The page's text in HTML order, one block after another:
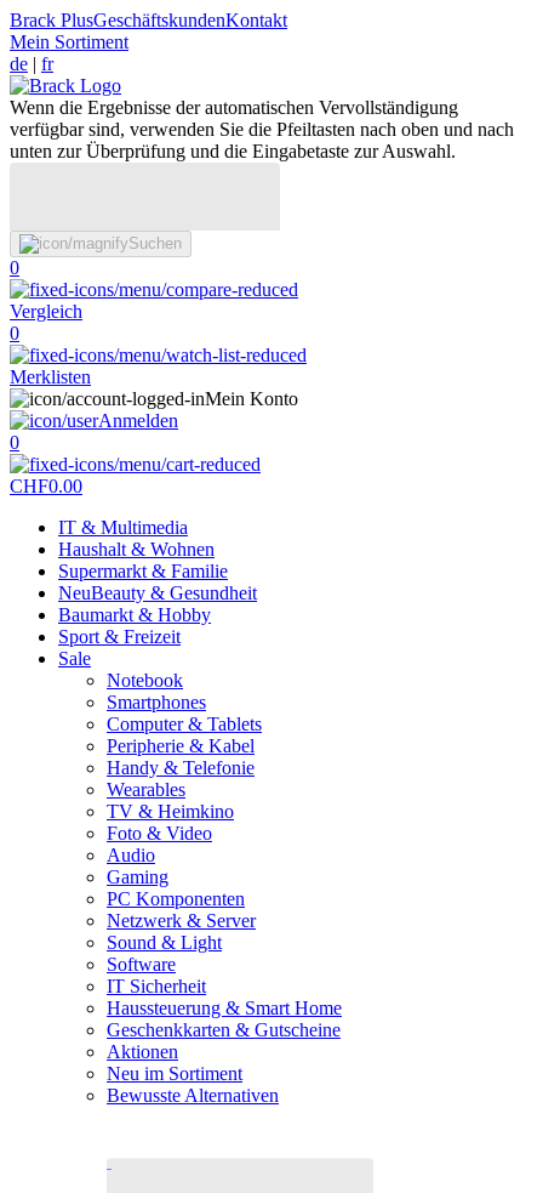
Brack PlusGeschäftskundenKontakt
Mein Sortiment
de | fr
Wenn die Ergebnisse der automatischen Vervollständigung
verfügbar sind, verwenden Sie die Pfeiltasten nach oben und nach
unten zur Überprüfung und die Eingabetaste zur Auswahl.
Suchen
0
Vergleich
0
Merklisten
Mein Konto
Anmelden
0
CHF0.00
IT & Multimedia
Haushalt & Wohnen
Supermarkt & Familie
NeuBeauty & Gesundheit
Baumarkt & Hobby
Sport & Freizeit
Sale
Notebook
Smartphones
Computer & Tablets
Peripherie & Kabel
Handy & Telefonie
Wearables
TV & Heimkino
Foto & Video
Audio
Gaming
PC Komponenten
Netzwerk & Server
Sound & Light
Software
IT Sicherheit
Haussteuerung & Smart Home
Geschenkkarten & Gutscheine
Aktionen
Neu im Sortiment
Bewusste Alternativen